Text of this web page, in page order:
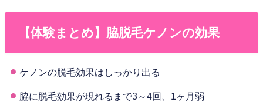
【体験まとめ】脇脱毛ケノンの効果
ケノンの脱毛効果はしっかり出る
脇に脱毛効果が現れるまで3～4回、1ヶ月弱